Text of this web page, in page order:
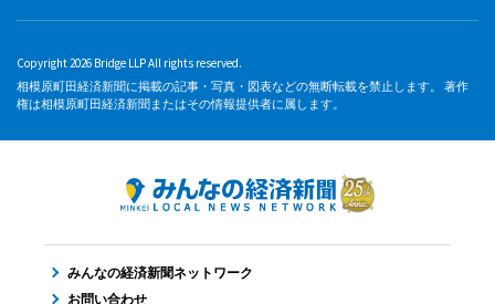
Copyright 2026 Bridge LLP All rights reserved.
相模原町田経済新聞に掲載の記事・写真・図表などの無断転載を禁止します。 著作
権は相模原町田経済新聞またはその情報提供者に属します。
みんなの経済新聞ネットワーク
お問い合わせ